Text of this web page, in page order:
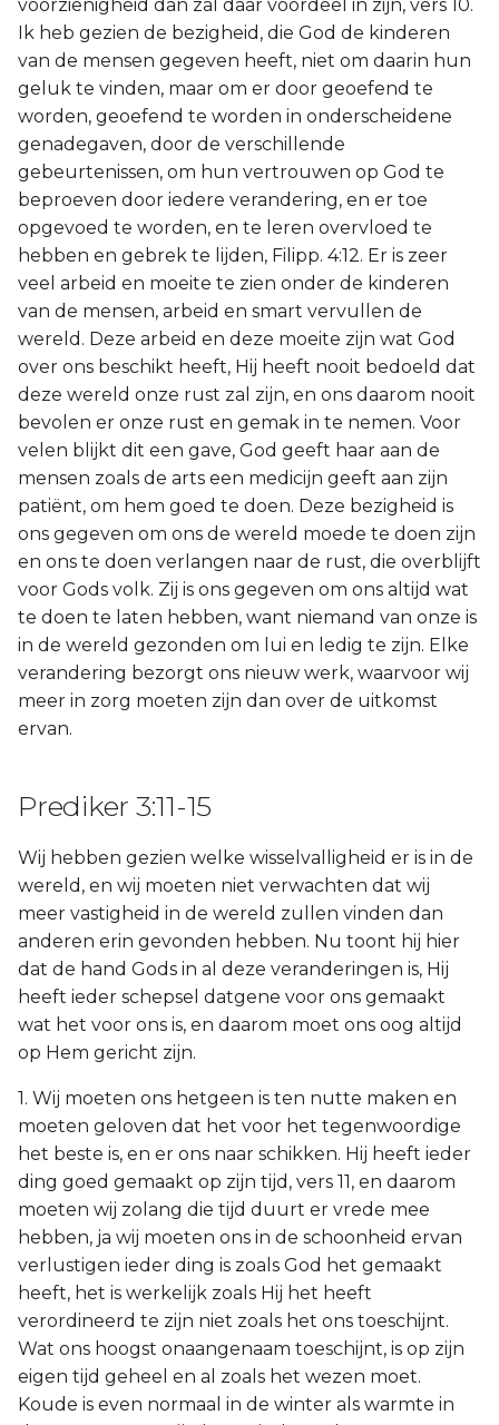
voorzienigheid dan zal daar voordeel in zijn, vers 10.
Ik heb gezien de bezigheid, die God de kinderen
van de mensen gegeven heeft, niet om daarin hun
geluk te vinden, maar om er door geoefend te
worden, geoefend te worden in onderscheidene
genadegaven, door de verschillende
gebeurtenissen, om hun vertrouwen op God te
beproeven door iedere verandering, en er toe
opgevoed te worden, en te leren overvloed te
hebben en gebrek te lijden, Filipp. 4:12. Er is zeer
veel arbeid en moeite te zien onder de kinderen
van de mensen, arbeid en smart vervullen de
wereld. Deze arbeid en deze moeite zijn wat God
over ons beschikt heeft, Hij heeft nooit bedoeld dat
deze wereld onze rust zal zijn, en ons daarom nooit
bevolen er onze rust en gemak in te nemen. Voor
velen blijkt dit een gave, God geeft haar aan de
mensen zoals de arts een medicijn geeft aan zijn
patiënt, om hem goed te doen. Deze bezigheid is
ons gegeven om ons de wereld moede te doen zijn
en ons te doen verlangen naar de rust, die overblijft
voor Gods volk. Zij is ons gegeven om ons altijd wat
te doen te laten hebben, want niemand van onze is
in de wereld gezonden om lui en ledig te zijn. Elke
verandering bezorgt ons nieuw werk, waarvoor wij
meer in zorg moeten zijn dan over de uitkomst
ervan.
Prediker 3:11-15
Wij hebben gezien welke wisselvalligheid er is in de
wereld, en wij moeten niet verwachten dat wij
meer vastigheid in de wereld zullen vinden dan
anderen erin gevonden hebben. Nu toont hij hier
dat de hand Gods in al deze veranderingen is, Hij
heeft ieder schepsel datgene voor ons gemaakt
wat het voor ons is, en daarom moet ons oog altijd
op Hem gericht zijn.
1. Wij moeten ons hetgeen is ten nutte maken en
moeten geloven dat het voor het tegenwoordige
het beste is, en er ons naar schikken. Hij heeft ieder
ding goed gemaakt op zijn tijd, vers 11, en daarom
moeten wij zolang die tijd duurt er vrede mee
hebben, ja wij moeten ons in de schoonheid ervan
verlustigen ieder ding is zoals God het gemaakt
heeft, het is werkelijk zoals Hij het heeft
verordineerd te zijn niet zoals het ons toeschijnt.
Wat ons hoogst onaangenaam toeschijnt, is op zijn
eigen tijd geheel en al zoals het wezen moet.
Koude is even normaal in de winter als warmte in